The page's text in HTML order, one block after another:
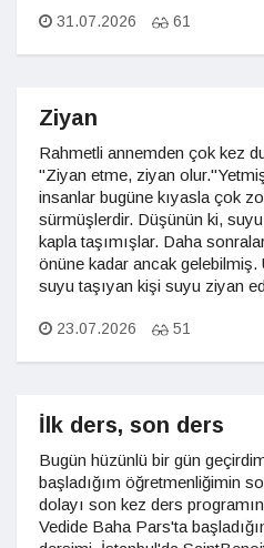
31.07.2026 61
Ziyan
Rahmetli annemden çok kez
"Ziyan etme, ziyan
insanlar bugüne kıyasla çok
sürmüşlerdir. Düşünün ki,
kapla taşımışlar. Daha
önüne kadar ancak gelebilmiş.
suyu taşıyan kişi suyu ziyan
23.07.2026 51
İlk ders, son ders
Bugün hüzünlü bir gün
başladığım öğretmenliğimin
dolayı son kez ders
Vedide Baha Pars'ta